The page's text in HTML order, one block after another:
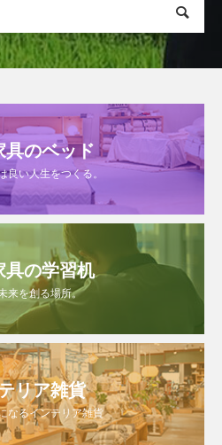
具のベッド
良い人生をつくる。
具の学習机
来を創る場所。
リア雑貨
なるインテリア雑貨